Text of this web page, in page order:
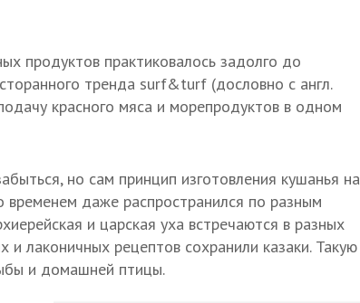
продуктов практиковалось задолго до
тренда surf&turf (дословно с англ.
красного мяса и морепродуктов в одном
но сам принцип изготовления кушанья на
даже распространился по разным
и царская уха встречаются в разных
лаконичных рецептов сохранили казаки. Такую
и домашней птицы.